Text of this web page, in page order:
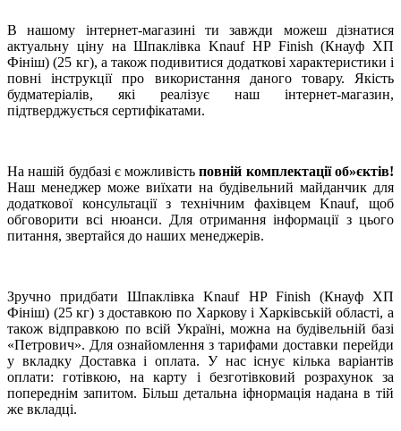
В нашому інтернет-магазині ти завжди можеш дізнатися
актуальну ціну на Шпаклівка Knauf HP Finish (Кнауф ХП
Фініш) (25 кг), а також подивитися додаткові характеристики і
повні інструкції про використання даного товару. Якість
будматеріалів, які реалізує наш інтернет-магазин,
підтверджується сертифікатами.
На нашій будбазі є можливістьповній комплектації об»єктів!
Наш менеджер може виїхати на будівельний майданчик для
додаткової консультації з технічним фахівцем Knauf, щоб
обговорити всі нюанси. Для отримання інформації з цього
питання, звертайся до наших менеджерів.
Зручно придбати Шпаклівка Knauf HP Finish (Кнауф ХП
Фініш) (25 кг) з доставкою по Харкову і Харківській області, а
також відправкою по всій Україні, можна на будівельній базі
«Петрович». Для ознайомлення з тарифами доставки перейди
у вкладку Доставка і оплата. У нас існує кілька варіантів
оплати: готівкою, на карту і безготівковий розрахунок за
попереднім запитом. Більш детальна іфнормація надана в тій
же вкладці.